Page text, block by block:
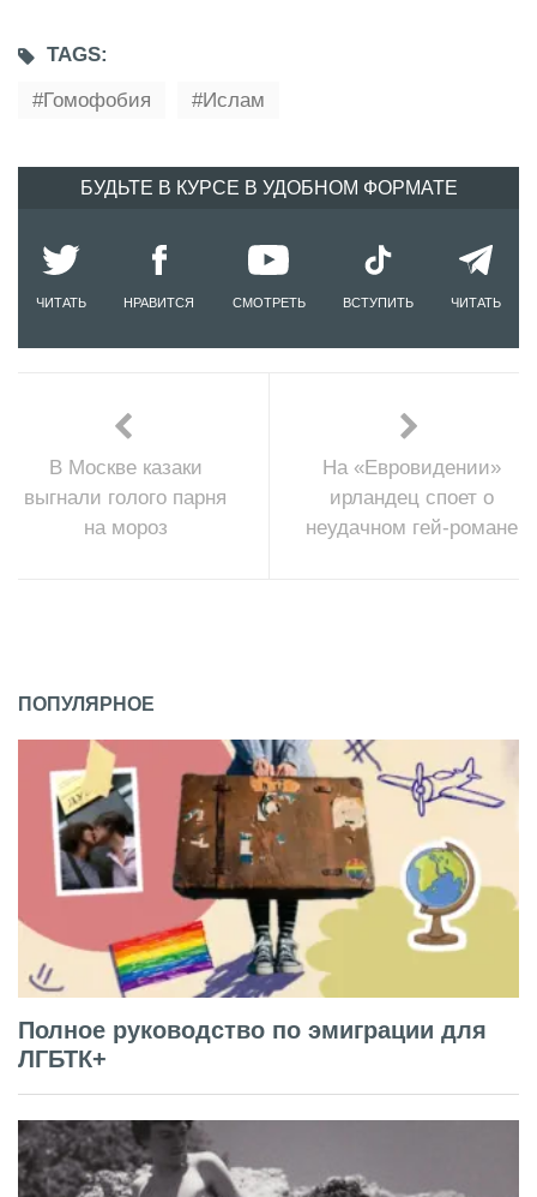
TAGS:
Гомофобия
Ислам
БУДЬТЕ В КУРСЕ В УДОБНОМ ФОРМАТЕ
ЧИТАТЬ НРАВИТСЯ СМОТРЕТЬ ВСТУПИТЬ ЧИТАТЬ
В Москве казаки
выгнали голого парня
на мороз
На «Евровидении»
ирландец споет о
неудачном гей-романе
ПОПУЛЯРНОЕ
Полное руководство по эмиграции для
ЛГБТК+